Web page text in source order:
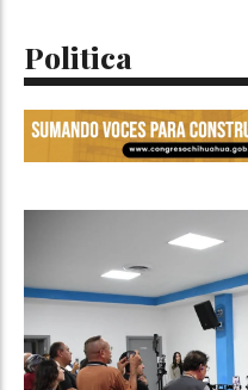
Politica